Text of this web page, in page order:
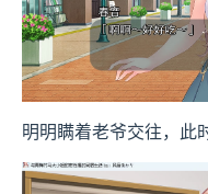
明明瞒着老爷交往，此